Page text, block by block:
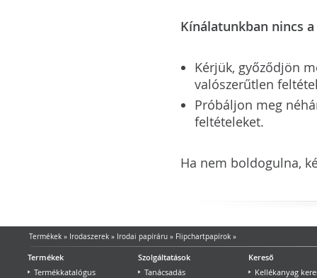
Kínálatunkban nincs
Kérjük, győződjön
valószerűtlen
Próbáljon meg
feltételeket.
Ha nem boldogulna,
Termékek» Irodaszerek» Irodai papíráru» Flipchartpapírok»
Termékek
Termékkatalógus
Szolgáltatások
Tanácsadás
Kereső
Kellékanyag